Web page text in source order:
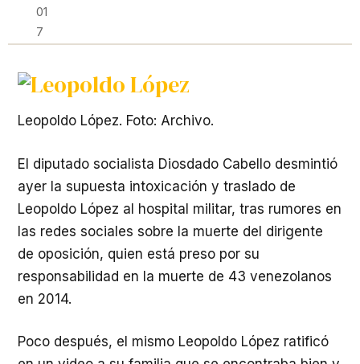
01
7
Leopoldo López. Foto: Archivo.
El diputado socialista Diosdado Cabello desmintió
ayer la supuesta intoxicación y traslado de
Leopoldo López al hospital militar, tras rumores en
las redes sociales sobre la muerte del dirigente
de oposición, quien está preso por su
responsabilidad en la muerte de 43 venezolanos
en 2014.
Poco después, el mismo Leopoldo López ratificó